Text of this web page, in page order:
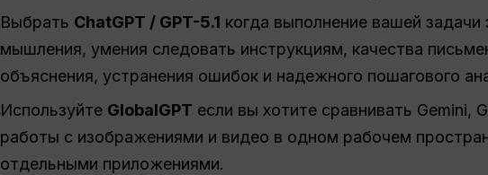
Выбрать ChatGPT / GPT-5.1 когда выполнение вашей задачи
мышления, умения следовать инструкциям, качества
объяснения, устранения ошибок и надежного пошагового
Используйте GlobalGPT если вы хотите сравнивать Gemini,
работы с изображениями и видео в одном рабочем
отдельными приложениями.